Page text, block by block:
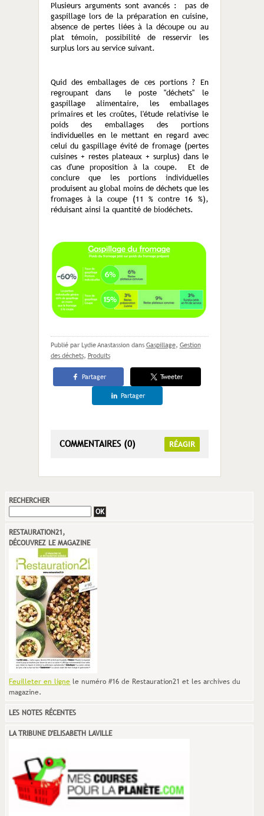
Plusieurs arguments sont avancés : pas de
gaspillage lors de la préparation en cuisine,
absence de pertes liées à la découpe ou au
plat témoin, possibilité de resservir les
surplus lors au service suivant.
Quid des emballages de ces portions ? En
regroupant dans le poste "déchets" le
gaspillage alimentaire, les emballages
primaires et les croûtes, l'étude relativise le
poids des emballages des portions
individuelles en le mettant en regard avec
celui du gaspillage évité de fromage (pertes
cuisines + restes plateaux + surplus) dans le
cas d'une proposition à la coupe. Et de
conclure que les portions individuelles
produisent au global moins de déchets que les
fromages à la coupe (11 % contre 16 %),
réduisant ainsi la quantité de biodéchets.
Publié par Lydie Anastassion dans Gaspillage, Gestion
des déchets, Produits
Partager Tweeter
Partager
COMMENTAIRES (0) RÉAGIR
RECHERCHER
RESTAURATION21,
DÉCOUVREZ LE MAGAZINE
Feuilleter en ligne le numéro #16 de Restauration21 et les archives du
magazine.
LES NOTES RÉCENTES
LA TRIBUNE D'ELISABETH LAVILLE